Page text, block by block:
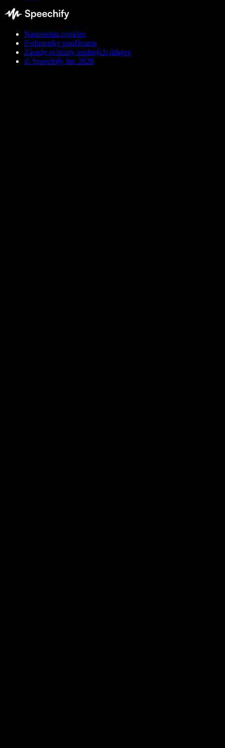
Nastavenia cookies
Podmienky používania
Zásady ochrany osobných údajov
© Speechify Inc 2026